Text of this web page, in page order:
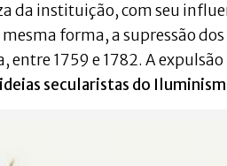
da instituição, com seu
forma, a supressão dos
1759 e 1782. A expulsão
secularistas do